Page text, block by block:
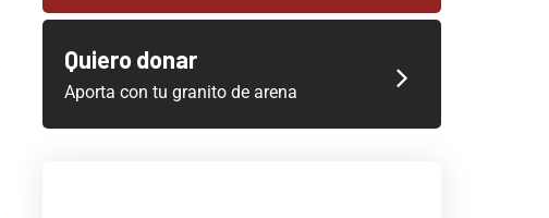
Quiero donar
Aporta con tu granito de arena